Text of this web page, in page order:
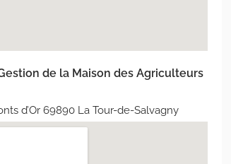
de la Maison des Agriculteurs
d’Or 69890 La Tour-de-Salvagny